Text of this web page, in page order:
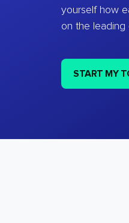
yourself how
on the leading
START MY